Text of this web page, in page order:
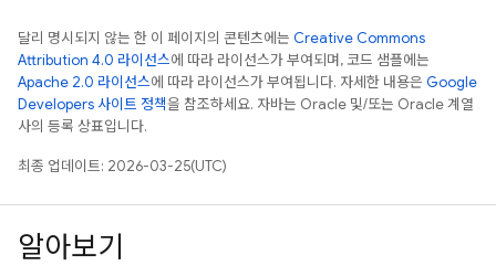
달리 명시되지 않는 한 이 페이지의 콘텐츠에는 Creative Commons
Attribution 4.0 라이선스에 따라 라이선스가 부여되며, 코드 샘플에는
Apache 2.0 라이선스에 따라 라이선스가 부여됩니다. 자세한 내용은 Google
Developers 사이트 정책을 참조하세요. 자바는 Oracle 및/또는 Oracle 계열
사의 등록 상표입니다.
최종 업데이트: 2026-03-25(UTC)
알아보기